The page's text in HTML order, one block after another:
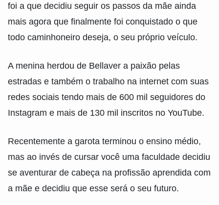
foi a que decidiu seguir os passos da mãe ainda
mais agora que finalmente foi conquistado o que
todo caminhoneiro deseja, o seu próprio veículo.
A menina herdou de Bellaver a paixão pelas
estradas e também o trabalho na internet com suas
redes sociais tendo mais de 600 mil seguidores do
Instagram e mais de 130 mil inscritos no YouTube.
Recentemente a garota terminou o ensino médio,
mas ao invés de cursar você uma faculdade decidiu
se aventurar de cabeça na profissão aprendida com
a mãe e decidiu que esse será o seu futuro.